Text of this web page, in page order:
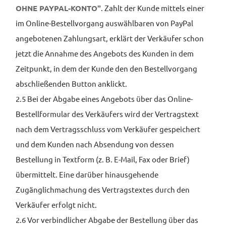
OHNE PAYPAL-KONTO" . Zahlt der Kunde mittels einer
im Online-Bestellvorgang auswählbaren von PayPal
angebotenen Zahlungsart, erklärt der Verkäufer schon
jetzt die Annahme des Angebots des Kunden in dem
Zeitpunkt, in dem der Kunde den den Bestellvorgang
abschließenden Button anklickt.
2.5 Bei der Abgabe eines Angebots über das Online-
Bestellformular des Verkäufers wird der Vertragstext
nach dem Vertragsschluss vom Verkäufer gespeichert
und dem Kunden nach Absendung von dessen
Bestellung in Textform (z. B. E-Mail, Fax oder Brief)
übermittelt. Eine darüber hinausgehende
Zugänglichmachung des Vertragstextes durch den
Verkäufer erfolgt nicht.
2.6 Vor verbindlicher Abgabe der Bestellung über das